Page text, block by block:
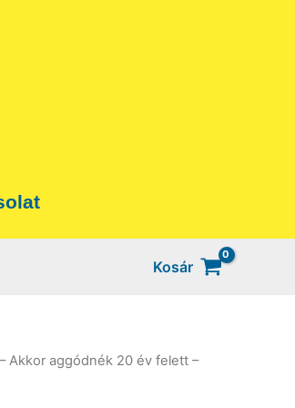
Kosár
Akkor aggódnék 20 év felett –